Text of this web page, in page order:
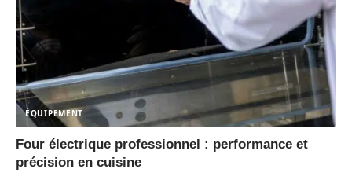
ÉQUIPEMENT
Four électrique professionnel : performance et
précision en cuisine